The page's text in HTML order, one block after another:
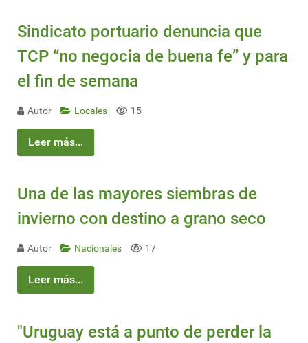
Sindicato portuario denuncia que
TCP “no negocia de buena fe” y para
el fin de semana
Autor Locales 15
Leer más...
Una de las mayores siembras de
invierno con destino a grano seco
Autor Nacionales 17
Leer más...
"Uruguay está a punto de perder la